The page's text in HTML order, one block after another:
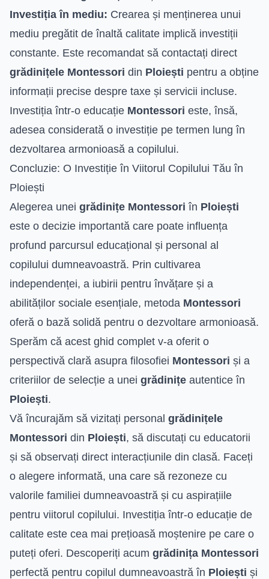
Investiția în mediu: Crearea și menținerea unui
mediu pregătit de înaltă calitate implică investiții
constante. Este recomandat să contactați direct
grădinițele Montessori din Ploiești pentru a obține
informații precise despre taxe și servicii incluse.
Investiția într-o educație Montessori este, însă,
adesea considerată o investiție pe termen lung în
dezvoltarea armonioasă a copilului.
Concluzie: O Investiție în Viitorul Copilului Tău în
Ploiești
Alegerea unei grădinițe Montessori în Ploiești
este o decizie importantă care poate influența
profund parcursul educațional și personal al
copilului dumneavoastră. Prin cultivarea
independenței, a iubirii pentru învățare și a
abilităților sociale esențiale, metoda Montessori
oferă o bază solidă pentru o dezvoltare armonioasă.
Sperăm că acest ghid complet v-a oferit o
perspectivă clară asupra filosofiei Montessori și a
criteriilor de selecție a unei grădinițe autentice în
Ploiești.
Vă încurajăm să vizitați personal grădinițele
Montessori din Ploiești, să discutați cu educatorii
și să observați direct interacțiunile din clasă. Faceți
o alegere informată, una care să rezoneze cu
valorile familiei dumneavoastră și cu aspirațiile
pentru viitorul copilului. Investiția într-o educație de
calitate este cea mai prețioasă moștenire pe care o
puteți oferi. Descoperiți acum grădinița Montessori
perfectă pentru copilul dumneavoastră în Ploiești și